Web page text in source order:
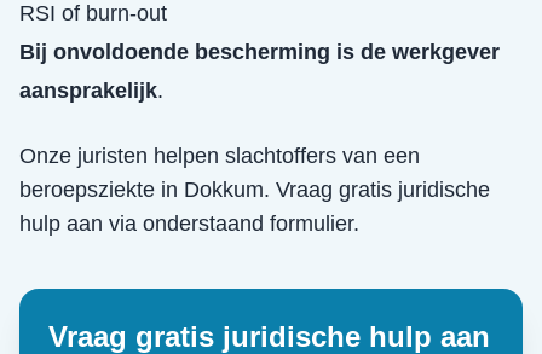
RSI of burn-out
Bij onvoldoende bescherming is de werkgever
aansprakelijk.
Onze juristen helpen slachtoffers van een
beroepsziekte in Dokkum. Vraag gratis juridische
hulp aan via onderstaand formulier.
Vraag gratis juridische hulp aan